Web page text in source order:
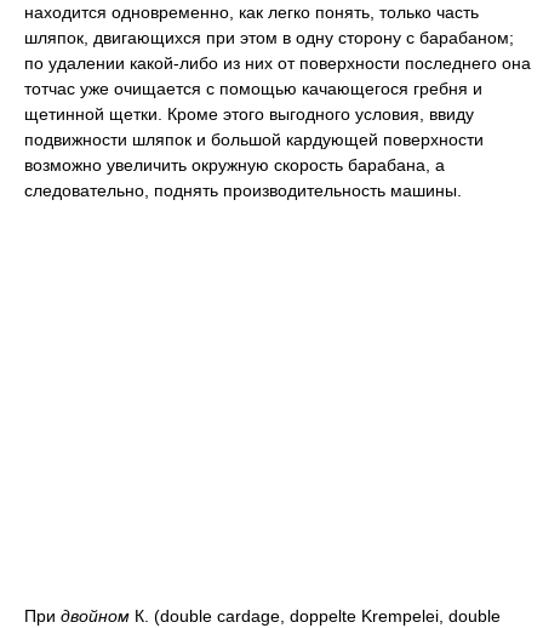
находится одновременно, как легко понять, только часть
шляпок, двигающихся при этом в одну сторону с барабаном;
по удалении какой-либо из них от поверхности последнего она
тотчас уже очищается с помощью качающегося гребня и
щетинной щетки. Кроме этого выгодного условия, ввиду
подвижности шляпок и большой кардующей поверхности
возможно увеличить окружную скорость барабана, а
следовательно, поднять производительность машины.
При двойном К. (double cardage, doppelte Krempelei, double